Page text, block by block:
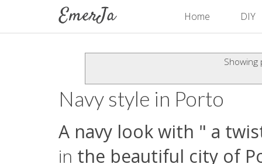
Home DIY
Navy style in Porto
A navy look with " a
in the beautiful city of